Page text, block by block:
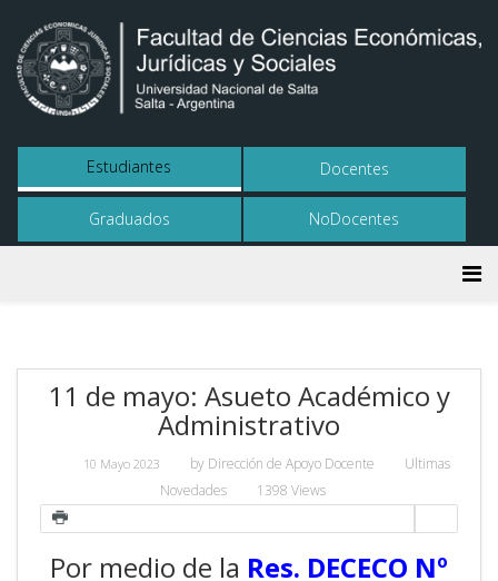
Estudiantes Docentes
Graduados NoDocentes
11 de mayo: Asueto Académico y
Administrativo
10 Mayo 2023 by Dirección de Apoyo Docente
Ultimas
Novedades
1398 Views
Por medio de la Res. DECECO Nº